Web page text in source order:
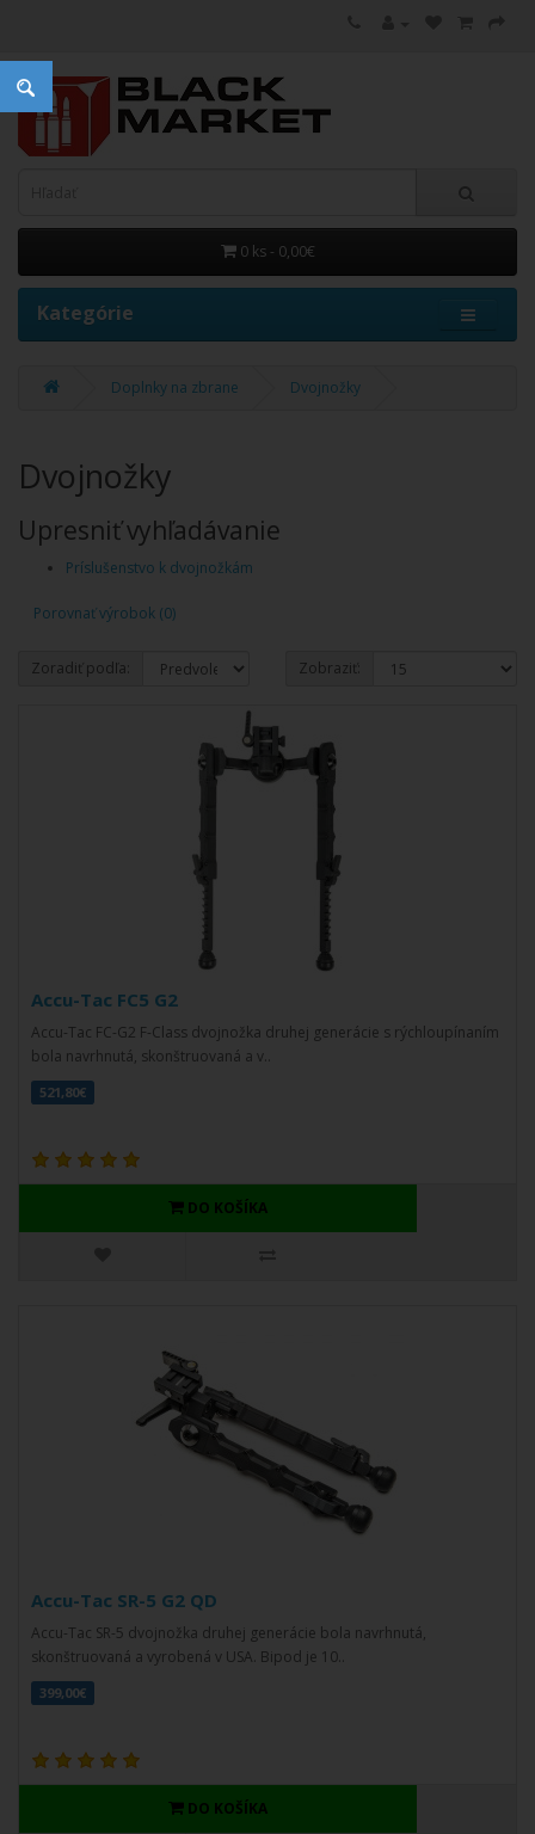
0 ks - 0,00€
Kategórie
Doplnky na zbrane Dvojnožky
Dvojnožky
Upresniť vyhľadávanie
Príslušenstvo k dvojnožkám
Porovnať výrobok (0)
Zoradiť podľa: Zobraziť:
Accu-Tac FC5 G2
Accu-Tac FC-G2 F-Class dvojnožka druhej generácie s rýchloupínaním
bola navrhnutá, skonštruovaná a v..
521,80€
DO KOŠÍKA
Accu-Tac SR-5 G2 QD
Accu-Tac SR-5 dvojnožka druhej generácie bola navrhnutá,
skonštruovaná a vyrobená v USA. Bipod je 10..
399,00€
DO KOŠÍKA